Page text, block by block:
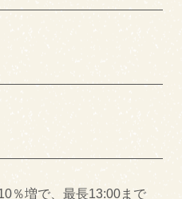
％増で、最長13:00まで